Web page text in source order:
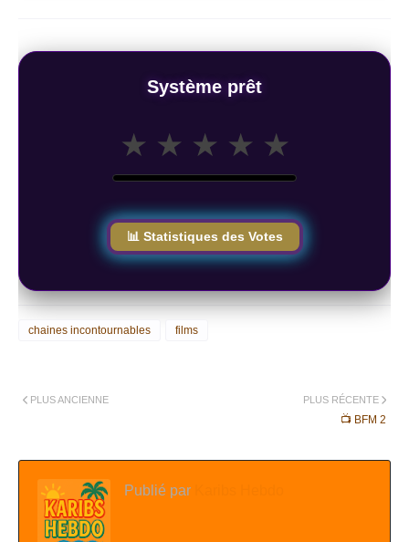
Système prêt
★ ★ ★ ★ ★
📊 Statistiques des Votes
chaines incontournables films
PLUS RÉCENTE
📺 BFM 2
PLUS ANCIENNE
Publié par